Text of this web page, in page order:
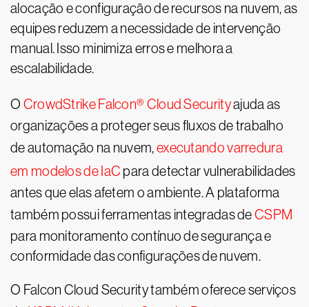
alocação e configuração de recursos na nuvem, as
equipes reduzem a necessidade de intervenção
manual. Isso minimiza erros e melhora a
escalabilidade.
O CrowdStrike Falcon® Cloud Securityajuda as
organizações a proteger seus fluxos de trabalho
de automação na nuvem,executando varredura
em modelos de IaC para detectar vulnerabilidades
antes que elas afetem o ambiente. A plataforma
também possui ferramentas integradas deCSPM
para monitoramento contínuo de segurança e
conformidade das configurações de nuvem.
O Falcon Cloud Security também oferece serviços